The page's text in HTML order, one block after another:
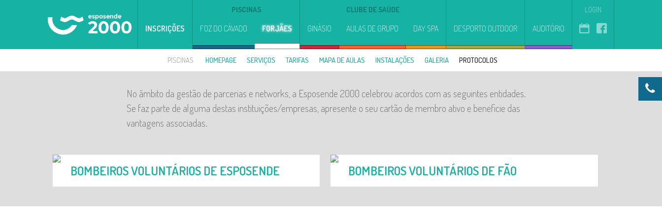
INSCRIÇÕES
PISCINAS
FOZ DO CÁVADO FORJÃES
CLUBE DE SAÚDE
GINÁSIO AULAS DE GRUPO DAY SPA DESPORTO OUTDOOR AUDITÓRIO
LOGIN
PISCINAS HOMEPAGE SERVIÇOS TARIFAS MAPA DE AULAS INSTALAÇÕES GALERIA PROTOCOLOS
No âmbito da gestão de parcerias e networks, a Esposende 2000 celebrou acordos com as seguintes entidades.
Se faz parte de alguma destas instituições/empresas, apresente o seu cartão de membro ativo e beneficie das
vantagens associadas.
BOMBEIROS VOLUNTÁRIOS DE ESPOSENDE BOMBEIROS VOLUNTÁRIOS DE FÃO